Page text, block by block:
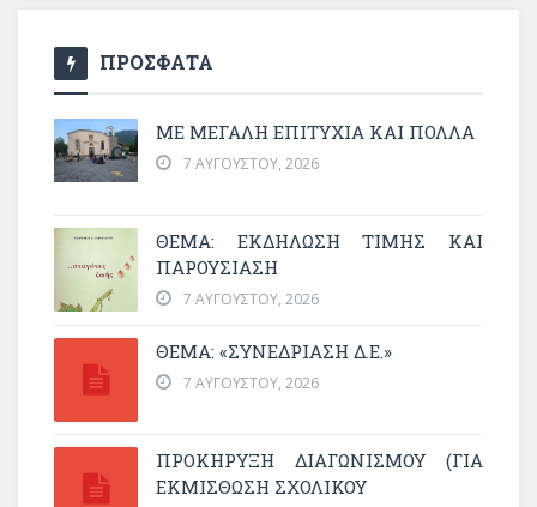
ΠΡΟΣΦΑΤΑ
ΜΕ ΜΕΓΆΛΗ ΕΠΙΤΥΧΊΑ ΚΑΙ ΠΟΛΛΆ
7 ΑΥΓΟΎΣΤΟΥ, 2026
ΘΈΜΑ: ΕΚΔΉΛΩΣΗ ΤΙΜΉΣ ΚΑΙ
ΠΑΡΟΥΣΊΑΣΗ
7 ΑΥΓΟΎΣΤΟΥ, 2026
ΘΕΜΑ: «ΣΥΝΕΔΡΊΑΣΗ Δ.Ε.»
7 ΑΥΓΟΎΣΤΟΥ, 2026
ΠΡΟΚΗΡΥΞΗ ΔΙΑΓΩΝΙΣΜΟΥ (ΓΙΑ
ΕΚΜΊΣΘΩΣΗ ΣΧΟΛΙΚΟΎ